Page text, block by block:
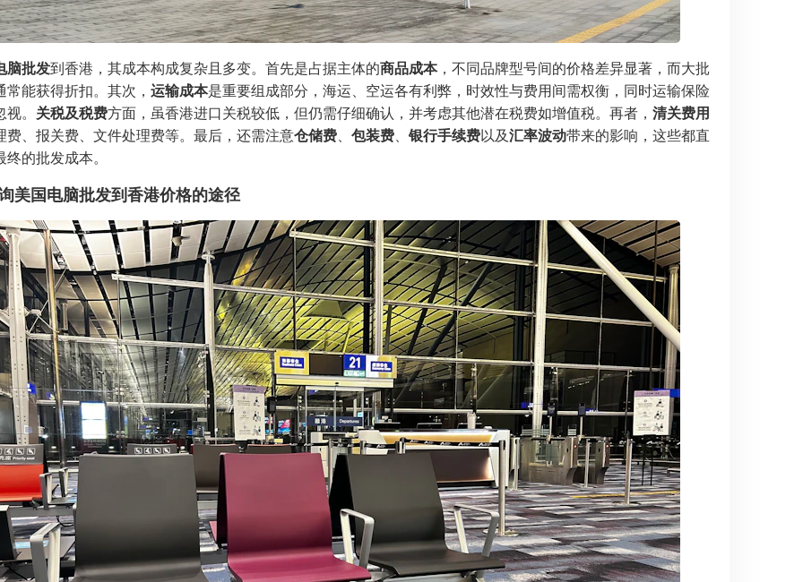
脑批发到香港，其成本构成复杂且多变。首先是占据主体的商品成本，不同品牌型号间的价格差异显著，而大批
常能获得折扣。其次， 运输成本是重要组成部分，海运、空运各有利弊，时效性与费用间需权衡，同时运输保险
。 关税及税费方面，虽香港进口关税较低，但仍需仔细确认，并考虑其他潜在税费如增值税。再者， 清关费用
费、报关费、文件处理费等。最后，还需注意仓储费、 包装费、 银行手续费以及汇率波动带来的影响，这些都直
的批发成本。
美国电脑批发到香港价格的途径